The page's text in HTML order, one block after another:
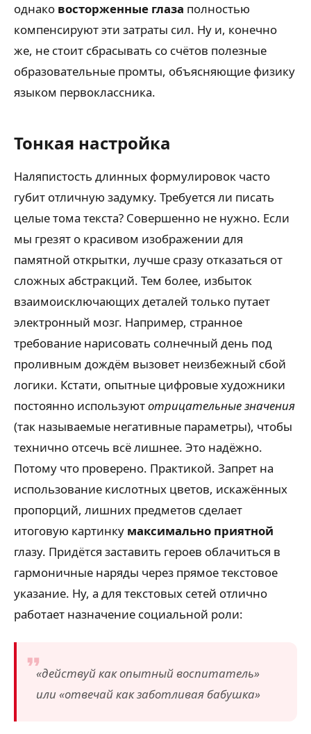
однако восторженные глаза полностью
компенсируют эти затраты сил. Ну и, конечно
же, не стоит сбрасывать со счётов полезные
образовательные промты, объясняющие физику
языком первоклассника.
Тонкая настройка
Наляпистость длинных формулировок часто
губит отличную задумку. Требуется ли писать
целые тома текста? Совершенно не нужно. Если
мы грезят о красивом изображении для
памятной открытки, лучше сразу отказаться от
сложных абстракций. Тем более, избыток
взаимоисключающих деталей только путает
электронный мозг. Например, странное
требование нарисовать солнечный день под
проливным дождём вызовет неизбежный сбой
логики. Кстати, опытные цифровые художники
постоянно используютотрицательные значения
(так называемые негативные параметры), чтобы
технично отсечь всё лишнее. Это надёжно.
Потому что проверено. Практикой. Запрет на
использование кислотных цветов, искажённых
пропорций, лишних предметов сделает
итоговую картинку максимально приятной
глазу. Придётся заставить героев облачиться в
гармоничные наряды через прямое текстовое
указание. Ну, а для текстовых сетей отлично
работает назначение социальной роли:
«действуй как опытный воспитатель»
или «отвечай как заботливая бабушка»